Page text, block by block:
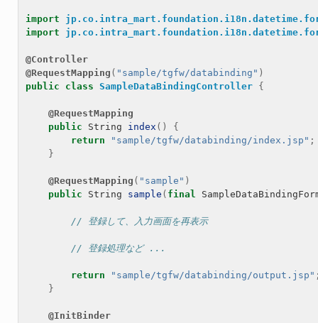
import
import
@Controller
@RequestMapping ( "sample/tgfw/databinding" )
public
class SampleDataBindingController {
@RequestMapping
public
String index ()
{
return
"sample/tgfw/databinding/index.jsp" ;
}
@RequestMapping ( "sample" )
public
String sample ( final
// 登録して、入力画面を再表示
// 登録処理など ...
return "sample/tgfw/databinding/output.jsp"
}
@InitBinder